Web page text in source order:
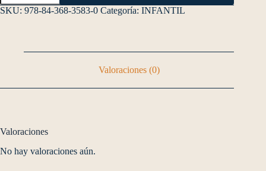
SKU: 978-84-368-3583-0 Categoría: INFANTIL
Valoraciones (0)
Valoraciones
No hay valoraciones aún.